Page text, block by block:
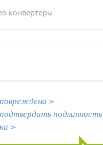
конвертеры
>
подлинность
>